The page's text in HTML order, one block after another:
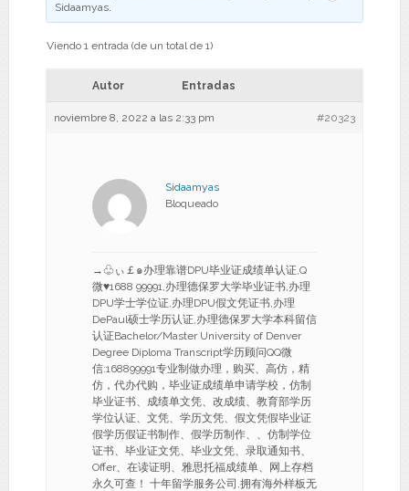
Sidaamyas.
Viendo 1 entrada (de un total de 1)
Autor Entradas
noviembre 8, 2022 a las 2:33 pm #20323
Sidaamyas
Bloqueado
→♧ぃ￡๑办理靠谱DPU毕业证成绩单认证,Q
微♥1688 99991,办理德保罗大学毕业证书,办理
DPU学士学位证,办理DPU假文凭证书,办理
DePaul硕士学历认证,办理德保罗大学本科留信
认证Bachelor/Master University of Denver
Degree Diploma Transcript学历顾问QQ微
信:168899991专业制做办理，购买、高仿，精
仿，代办代购，毕业证成绩单申请学校，仿制
毕业证书、成绩单文凭、改成绩、教育部学历
学位认证、文凭、学历文凭、假文凭假毕业证
假学历假证书制作、假学历制作、、仿制学位
证书、毕业证文凭、毕业文凭、录取通知书、
Offer、在读证明、雅思托福成绩单、网上存档
永久可查！ 十年留学服务公司,拥有海外样板无